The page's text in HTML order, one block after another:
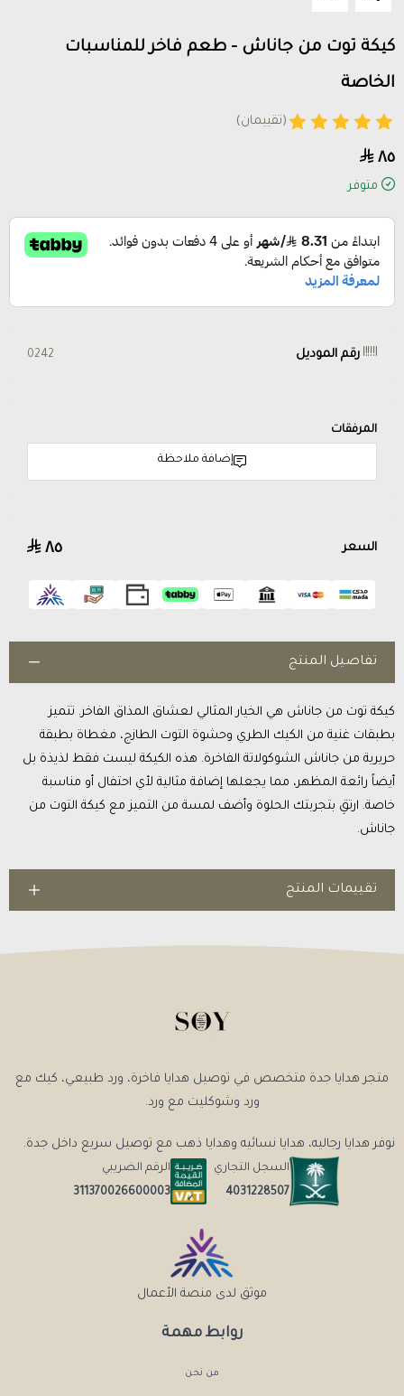
كيكة توت من جاناش – طعم فاخر للمناسبات
الخاصة
(تقييمان)
٨٥
متوفر
رقم الموديل 0242
المرفقات
إضافة ملاحظة
السعر ٨٥
تفاصيل المنتج
كيكة توت من جاناش هي الخيار المثالي لعشاق المذاق الفاخر. تتميز
بطبقات غنية من الكيك الطري وحشوة التوت الطازج، مغطاة بطبقة
حريرية من جاناش الشوكولاتة الفاخرة. هذه الكيكة ليست فقط لذيذة بل
أيضاً رائعة المظهر، مما يجعلها إضافة مثالية لأي احتفال أو مناسبة
خاصة. ارتقِ بتجربتك الحلوة وأضف لمسة من التميز مع كيكة التوت من
جاناش.
تقييمات المنتج
روابط مهمة
من نحن
متجر هدايا جدة متخصص في توصيل هدايا فاخرة، ورد طبيعي، كيك مع
ورد وشوكليت مع ورد.
نوفر هدايا رجاليه، هدايا نسائيه وهدايا ذهب مع توصيل سريع داخل جدة.
السجل التجاري
4031228507
الرقم الضريبي
311370026600003
موثق لدى منصة الأعمال